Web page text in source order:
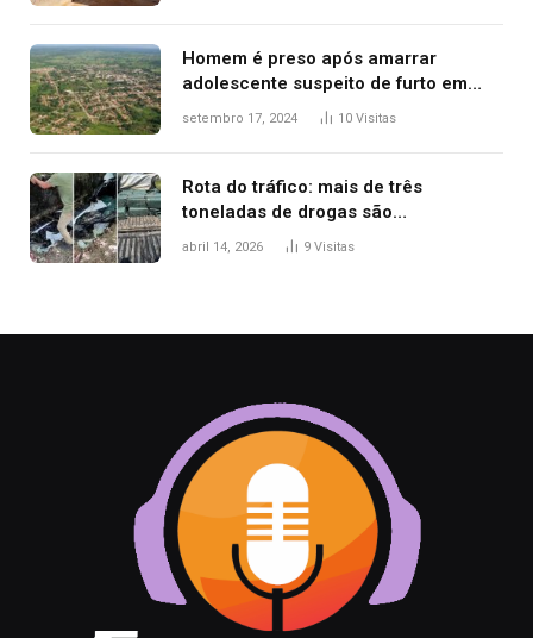
Homem é preso após amarrar
adolescente suspeito de furto em
estaca de cerca e agredi-lo
setembro 17, 2024 10 Visitas
Rota do tráfico: mais de três
toneladas de drogas são
apreendidas no TO em três meses
abril 14, 2026 9 Visitas